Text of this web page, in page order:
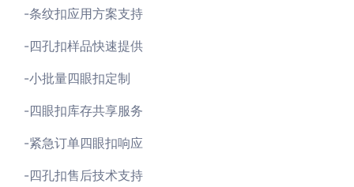
-条纹扣应用方案支持
-四孔扣样品快速提供
-小批量四眼扣定制
-四眼扣库存共享服务
-紧急订单四眼扣响应
-四孔扣售后技术支持